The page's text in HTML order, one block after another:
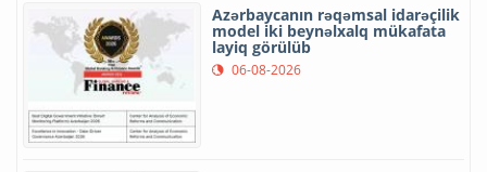
Azərbaycanın rəqəmsal idarəçilik
model iki beynəlxalq mükafata
layiq görülüb
06-08-2026